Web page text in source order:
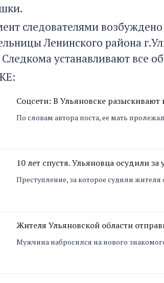
следователями
Ленинского района
устанавливают все
Соцсети: В Ульяновске
По словам автора поста, ее мать
10 лет спустя. Ульяновца осудили за
Преступление, за которое судили
Жителя Ульяновской области
Мужчина набросился на нового